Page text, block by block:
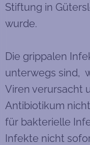
Stiftung in
wurde.
Die grippalen
unterwegs sind,
Viren verursacht
Antibiotikum
für bakterielle
Infekte nicht